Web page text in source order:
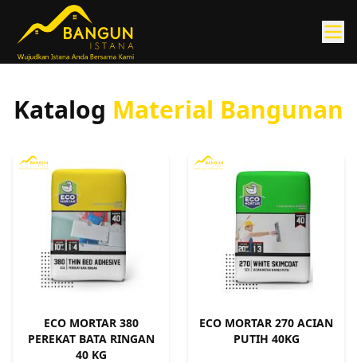
Katalog Material Bangunan
ECO MORTAR 380
PEREKAT BATA RINGAN
40 KG
ECO MORTAR 270 ACIAN
PUTIH 40KG